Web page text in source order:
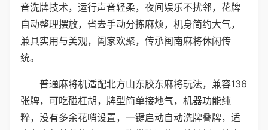
音洗牌技术，运行声音轻柔，夜间娱乐不扰邻，花牌
自动整理摆放，省去手动分拣麻烦，机身简约大气，
兼具实用与美观，阖家欢聚，传承闽南麻将休闲传
统。
普通麻将机适配北方山东胶东麻将玩法，兼容136
张牌，可吃碰杠胡，牌型简单接地气，机器功能纯
粹，没有多余花哨设置，一键启动自动洗牌叠牌，适